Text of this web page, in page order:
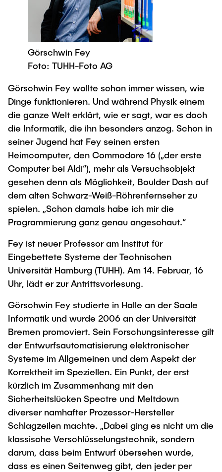
Newsroom
Pressemitteilungen
Flyer und Broschüren
Magazin spektrum
Merchandise-Shop
Arbeiten an der TU Hamburg
Stellenausschreibungen
Berufsausbildung und Praktika
Berufungen
Neue Mitarbeitende
Intern
Beratung und Kontakt
Neu an der TUHH
Rund ums Studium
Studienorganisation
AI in Education
Für Absolventinnen und Absolventen
Alumni
Berufseinstieg - Career Center
Graduiertenakademie
Promotion und Habilitation
Wissenschaftliche Weiterbildung
Lehre und Lernen
Best Practices Lehre
Hochschuldidaktik - ZLL
WorkINGLab / Makerspace
UNU HUB "Engineering to Face Climate
Change"
Forschungsförderung
Gute Wissenschaftliche Praxis
Future Lectures
Team
Neues aus der Forschung &
Transfer
Interdisziplinärer Workshop des FSP
„Biobasierte Prozesse und
Reaktortechnologien“
Studiengänge
Forschung und Institute
Technologie und Innovation in der Bildung
News
Studiengänge
Forschung und Institute
Management-Wissenschaften und Technologie
Studiengänge
Forschung und Institute
Maschinenbau
Studiengänge
Forschung und Institute
Studienbereich FIT
Institute im Überblick
Austauschstudium
Intercultural Hub
(Gast)Wissenschaftler*innen
Partnerhochschulen Studierendenaustausch
Eine Partnerschaft vereinbaren
Strategie
ECIU University
Contacts & International Team
Görschwin Fey
Foto: TUHH-Foto AG
Görschwin Fey wollte schon immer wissen, wie
Dinge funktionieren. Und während Physik einem
die ganze Welt erklärt, wie er sagt, war es doch
die Informatik, die ihn besonders anzog. Schon in
seiner Jugend hat Fey seinen ersten
Heimcomputer, den Commodore 16 („der erste
Computer bei Aldi“), mehr als Versuchsobjekt
gesehen denn als Möglichkeit, Boulder Dash auf
dem alten Schwarz-Weiß-Röhrenfernseher zu
spielen. „Schon damals habe ich mir die
Programmierung ganz genau angeschaut.“
Fey ist neuer Professor am Institut für
Eingebettete Systeme der Technischen
Universität Hamburg (TUHH). Am 14. Februar, 16
Uhr, lädt er zur Antrittsvorlesung.
Görschwin Fey studierte in Halle an der Saale
Informatik und wurde 2006 an der Universität
Bremen promoviert. Sein Forschungsinteresse gilt
der Entwurfsautomatisierung elektronischer
Systeme im Allgemeinen und dem Aspekt der
Korrektheit im Speziellen. Ein Punkt, der erst
kürzlich im Zusammenhang mit den
Sicherheitslücken Spectre und Meltdown
diverser namhafter Prozessor-Hersteller
Schlagzeilen machte. „Dabei ging es nicht um die
klassische Verschlüsselungstechnik, sondern
darum, dass beim Entwurf übersehen wurde,
dass es einen Seitenweg gibt, den jeder per